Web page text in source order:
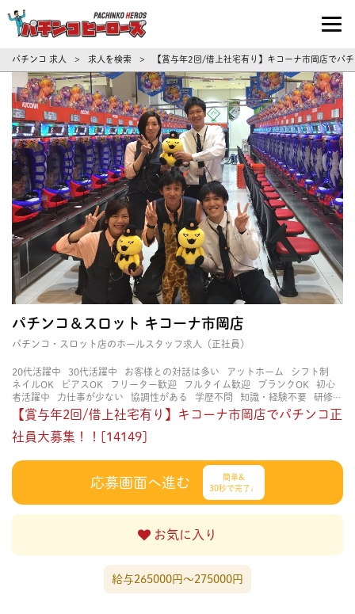
パチンコ求人・転職ならパチンコヒーロ
パチンコ 求人 > 求人を検索 > 【賞与年2回/借上社宅有り】キコーナ市岡店で
パチンコ＆スロット キコーナ市岡店
パチンコ・スロット店のホールスタッフ求人（正社員）
20代活躍中 30代活躍中 お客様との対話は多い アットホーム
シフト制
ネイルOK
ピアスOK フリーター歓迎 フルタイム歓迎 ブランクOK
初心
者活躍中
力仕事が少ない 協調性がある 学歴不問 知識・経験不要
研修あ
り
立ち仕事 経験者・有資格者歓迎 茶髪OK 賑やかな職場
長く働ける
長期歓迎
【賞与年2回/借上社宅有り】キコーナ市岡店でパチンコ正
社員大募集！！[14149]
応募画面へ進む
簡単&
30秒で完了♩
お気に入り
給与265000円〜275000円